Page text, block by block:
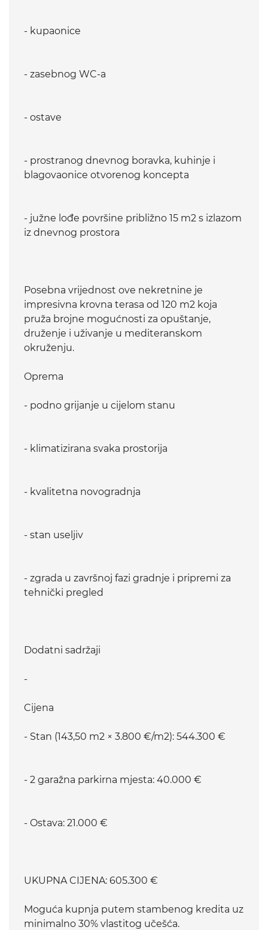
- kupaonice
- zasebnog WC-a
- ostave
- prostranog dnevnog boravka, kuhinje i
blagovaonice otvorenog koncepta
- južne lođe površine približno 15 m2 s izlazom
iz dnevnog prostora
Posebna vrijednost ove nekretnine je
impresivna krovna terasa od 120 m2 koja
pruža brojne mogućnosti za opuštanje,
druženje i uživanje u mediteranskom
okruženju.
Oprema
- podno grijanje u cijelom stanu
- klimatizirana svaka prostorija
- kvalitetna novogradnja
- stan useljiv
- zgrada u završnoj fazi gradnje i pripremi za
tehnički pregled
Dodatni sadržaji
-
Cijena
- Stan (143,50 m2 × 3.800 €/m2): 544.300 €
- 2 garažna parkirna mjesta: 40.000 €
- Ostava: 21.000 €
UKUPNA CIJENA: 605.300 €
Moguća kupnja putem stambenog kredita uz
minimalno 30% vlastitog učešća.